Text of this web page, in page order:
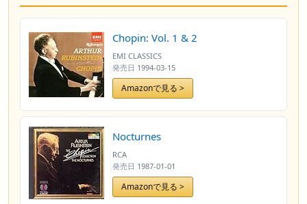
Chopin: Vol. 1 & 2
EMI CLASSICS
発売日 1994-03-15
Amazonで見る >
Nocturnes
RCA
発売日 1987-01-01
Amazonで見る >